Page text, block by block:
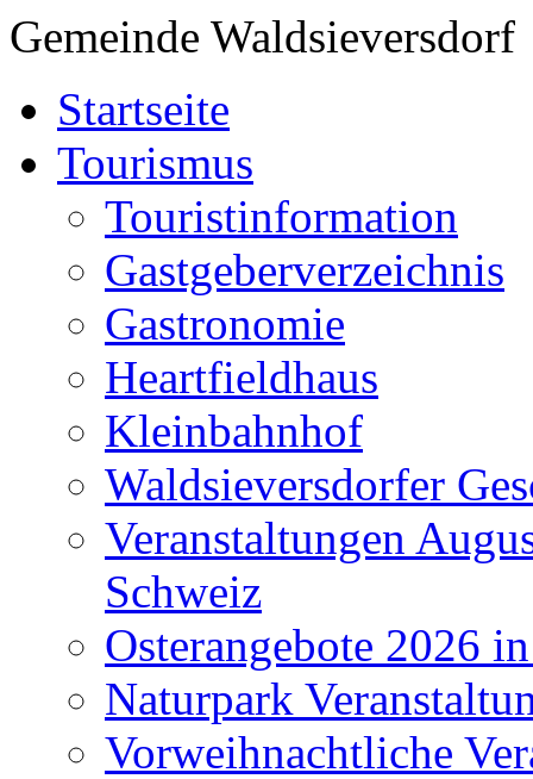
Gemeinde Waldsieversdorf
Startseite
Tourismus
Touristinformation
Gastgeberverzeichnis
Gastronomie
Heartfieldhaus
Kleinbahnhof
Waldsieversdorfer
Veranstaltungen
Schweiz
Osterangebote 2026
Naturpark
Vorweihnachtliche